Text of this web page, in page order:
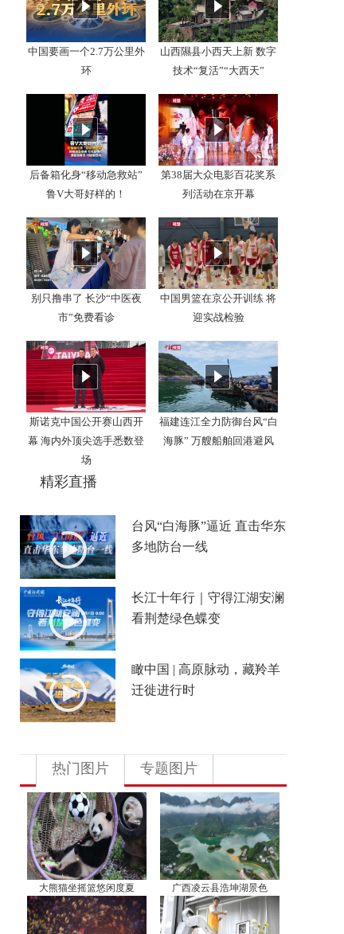
中国要画一个2.7万公里外
环
山西隰县小西天上新 数字
技术“复活”“大西天”
后备箱化身“移动急救站”
鲁V大哥好样的！
第38届大众电影百花奖系
列活动在京开幕
别只撸串了 长沙“中医夜
市”免费看诊
中国男篮在京公开训练 将
迎实战检验
斯诺克中国公开赛山西开
幕 海内外顶尖选手悉数登
场
福建连江全力防御台风“白
海豚” 万艘船舶回港避风
精彩直播
台风“白海豚”逼近 直击华东
多地防台一线
长江十年行｜守得江湖安澜
看荆楚绿色蝶变
瞰中国 | 高原脉动，藏羚羊
迁徙进行时
热门图片 专题图片
大熊猫坐摇篮悠闲度夏 广西凌云县浩坤湖景色